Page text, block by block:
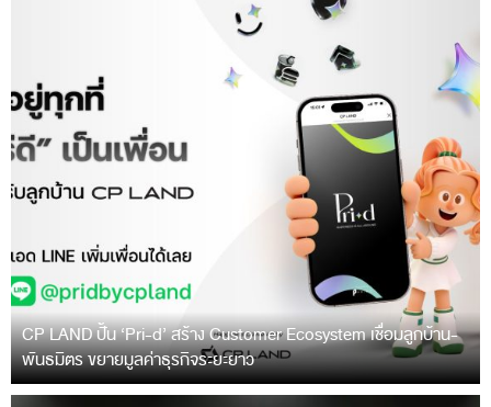
CP LAND ปั้น ‘Pri-d’ สร้าง Customer Ecosystem เชื่อมลูกบ้าน-
พันธมิตร ขยายมูลค่าธุรกิจระยะยาว